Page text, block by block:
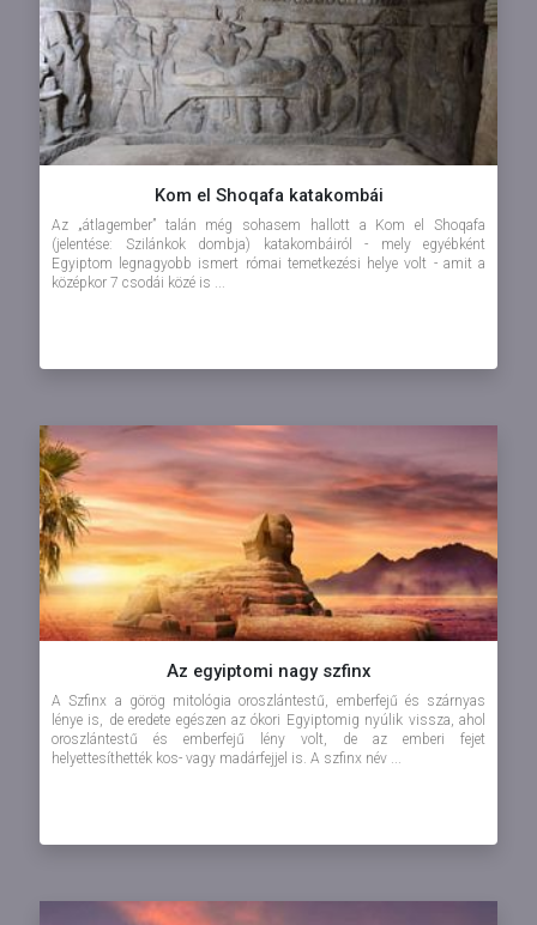
Kom el Shoqafa katakombái
Az „átlagember” talán még sohasem hallott a Kom el Shoqafa
(jelentése: Szilánkok dombja) katakombáiról - mely egyébként
Egyiptom legnagyobb ismert római temetkezési helye volt - amit a
középkor 7 csodái közé is ...
Az egyiptomi nagy szfinx
A Szfinx a görög mitológia oroszlántestű, emberfejű és szárnyas
lénye is, de eredete egészen az ókori Egyiptomig nyúlik vissza, ahol
oroszlántestű és emberfejű lény volt, de az emberi fejet
helyettesíthették kos- vagy madárfejjel is. A szfinx név ...